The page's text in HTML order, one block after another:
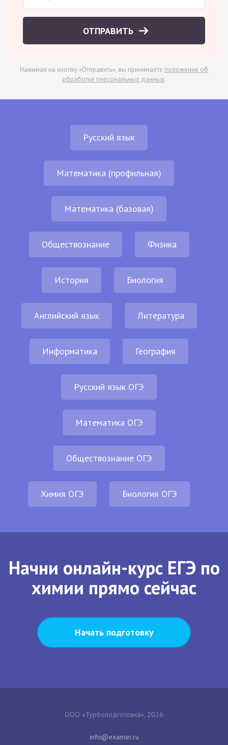
ОТПРАВИТЬ
Нажимая на кнопку «Отправить», вы принимаете положение об
обработке персональных данных.
Русский язык
Математика (профильная)
Математика (базовая)
Обществознание Физика
История Биология
Английский язык Литература
Информатика География
Русский язык ОГЭ
Математика ОГЭ
Обществознание ОГЭ
Химия ОГЭ Биология ОГЭ
Начни онлайн-курс ЕГЭ по
химии прямо сейчас
Начать подготовку
ООО «Турбоподготовка», 2026